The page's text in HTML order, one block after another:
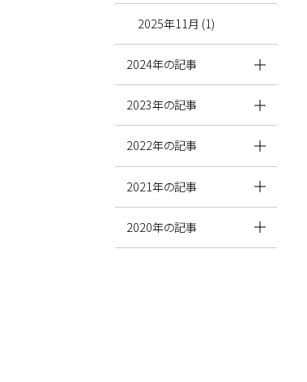
2025年11月 (1)
2024年の記事
2023年の記事
2022年の記事
2021年の記事
2020年の記事